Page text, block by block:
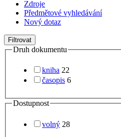
Zdroje
Předmětové vyhledávání
Nový dotaz
Filtrovat
Druh dokumentu
kniha 22
časopis 6
Dostupnost
volný 28